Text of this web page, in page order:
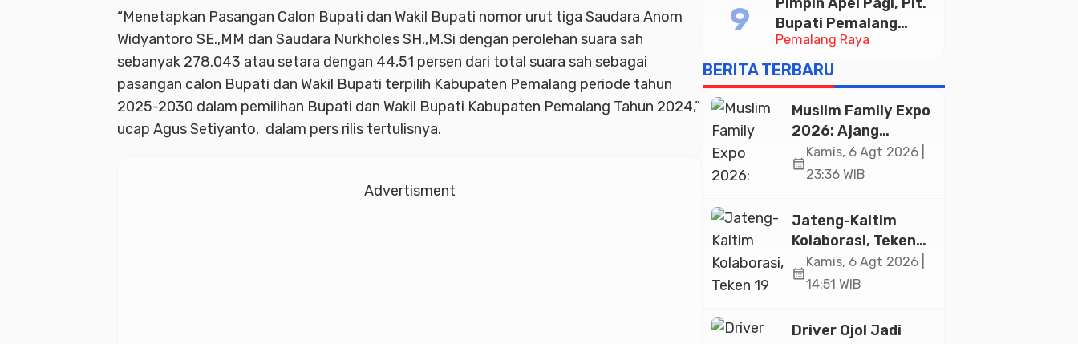
“Menetapkan Pasangan Calon Bupati dan Wakil Bupati nomor urut tiga Saudara Anom
Widyantoro SE.,MM dan Saudara Nurkholes SH.,M.Si dengan perolehan suara sah
sebanyak 278.043 atau setara dengan 44,51 persen dari total suara sah sebagai
pasangan calon Bupati dan Wakil Bupati terpilih Kabupaten Pemalang periode tahun
2025-2030 dalam pemilihan Bupati dan Wakil Bupati Kabupaten Pemalang Tahun 2024,”
ucap Agus Setiyanto, dalam pers rilis tertulisnya.
Advertisment
Masjid Istiqlal
Pemalang Raya
Bupati Pemalang
Tekankan Disiplin dan
Soliditas ASN untuk
Pelayanan Publik
BERITA TERBARU
Muslim Family Expo
2026: Ajang
Silaturahim dan
Kebangkitan
Jakarta
calendar_month
Kamis, 6 Agt 2026 |
23:36 WIB
Jateng-Kaltim
Kolaborasi, Teken
19 Kerja Sama
Ekonomi Senilai Rp
calendar_month
Kamis, 6 Agt 2026 |
14:51 WIB
Driver Ojol Jadi